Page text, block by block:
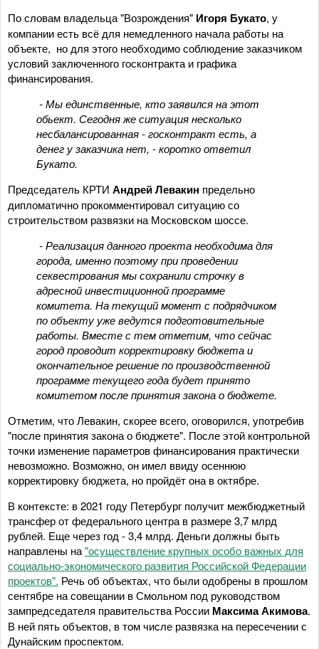
По словам владельца "Возрождения" Игоря Букато, у
компании есть всё для немедленного начала работы на
объекте, но для этого необходимо соблюдение заказчиком
условий заключенного госконтракта и графика
финансирования.
- Мы единственные, кто заявился на этот
обьект. Сегодня же ситуация несколько
несбалансированная - госконтракт есть, а
денег у заказчика нет, - коротко ответил
Букато.
Председатель КРТИ АндрейЛевакин предельно
дипломатично прокомментировал ситуацию со
строительством развязки на Московском шоссе.
- Реализация данного проекта необходима для
города, именно поэтому при проведении
секвестрования мы сохранили строчку в
адресной инвестиционной программе
комитета. На текущий момент с подрядчиком
по объекту уже ведутся подготовительные
работы. Вместе с тем отметим, что сейчас
город проводит корректировку бюджета и
окончательное решение по производственной
программе текущего года будет принято
комитетом после принятия закона о бюджете.
Отметим, что Левакин, скорее всего, оговорился, употребив
"после принятия закона о бюджете". После этой контрольной
точки изменение параметров финансирования практически
невозможно. Возможно, он имел ввиду осеннюю
корректировку бюджета, но пройдёт она в октябре.
В контексте: в 2021 году Петербург получит межбюджетный
трансфер от федерального центра в размере 3,7 млрд
рублей. Еще через год - 3,4 млрд. Деньги должны быть
направлены на"осуществление крупных особо важных для
социально-экономического развития Российской Федерации
проектов". Речь об объектах, что были одобрены в прошлом
сентябре на совещании в Смольном под руководством
зампредседателя правительства России Максима Акимова.
В ней пять объектов, в том числе развязка на пересечении с
Дунайским проспектом.